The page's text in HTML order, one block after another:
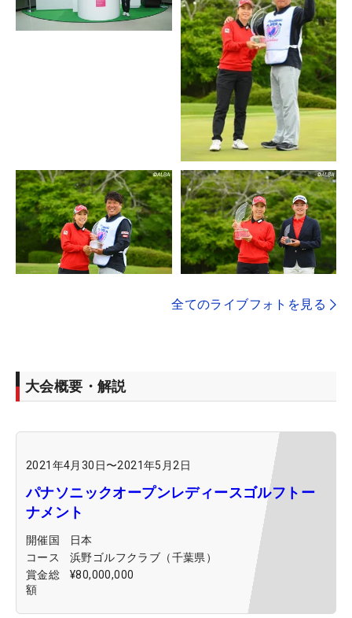
全てのライブフォトを見る
大会概要・解説
2021年4月30日〜2021年5月2日
パナソニックオープンレディースゴルフトー
ナメント
開催国
日本
コース
浜野ゴルフクラブ（千葉県）
賞金総
額
¥80,000,000